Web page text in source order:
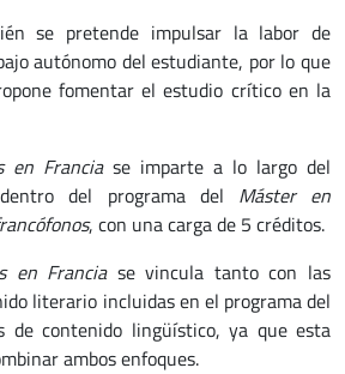
se pretende impulsar la labor de
autónomo del estudiante, por lo que
fomentar el estudio crítico en la
en Franciase imparte a lo largo del
del programa del Máster en
, con una carga de 5 créditos.
en Franciase vincula tanto con las
literario incluidas en el programa del
de contenido lingüístico, ya que esta
ambos enfoques.